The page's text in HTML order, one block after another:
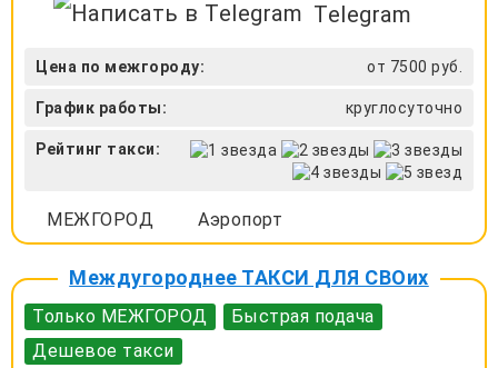
Telegram
Цена по межгороду: от 7500 руб.
График работы: круглосуточно
Рейтинг такси:
МЕЖГОРОД Аэропорт
Междугороднее ТАКСИ ДЛЯ СВОих
Только МЕЖГОРОД
Быстрая подача
Дешевое такси